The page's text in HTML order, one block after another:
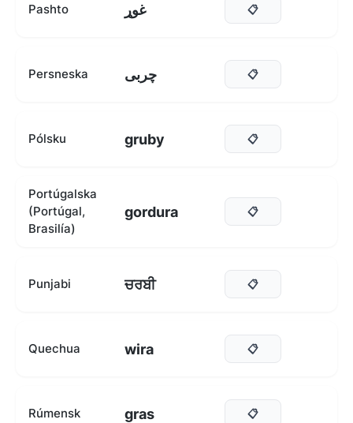
Pashto غوړ 📋
Persneska چربی 📋
Pólsku gruby 📋
Portúgalska
(Portúgal,
Brasilía)
gordura 📋
Punjabi ਚਰਬੀ 📋
Quechua wira 📋
Rúmensk gras 📋